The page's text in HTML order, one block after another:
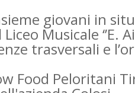
giovani in
Musicale ‘’E.
trasversali e
Food Peloritani